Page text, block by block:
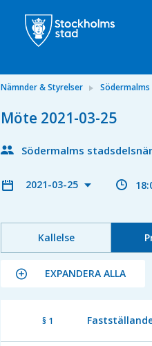
Nämnder & Styrelser
Möte 2021-03-25
Södermalms
2021-03-25
Kallelse
EXPANDERA ALLA
§ 1